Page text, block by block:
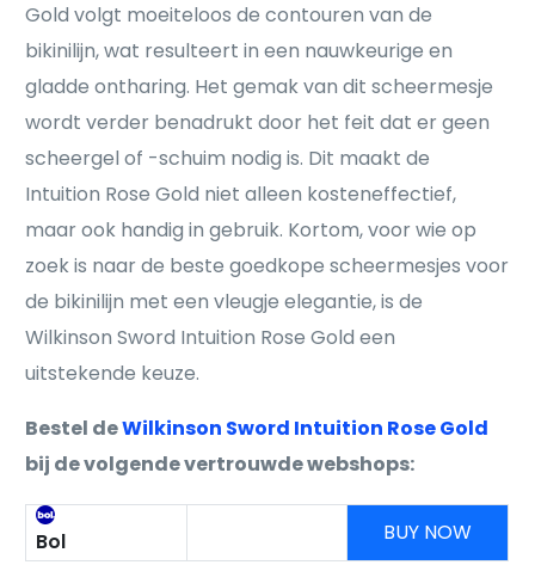
Gold volgt moeiteloos de contouren van de
bikinilijn, wat resulteert in een nauwkeurige en
gladde ontharing. Het gemak van dit scheermesje
wordt verder benadrukt door het feit dat er geen
scheergel of -schuim nodig is. Dit maakt de
Intuition Rose Gold niet alleen kosteneffectief,
maar ook handig in gebruik. Kortom, voor wie op
zoek is naar de beste goedkope scheermesjes voor
de bikinilijn met een vleugje elegantie, is de
Wilkinson Sword Intuition Rose Gold een
uitstekende keuze.
Bestel deWilkinson Sword Intuition Rose Gold
bij de volgende vertrouwde webshops:
Bol BUY NOW